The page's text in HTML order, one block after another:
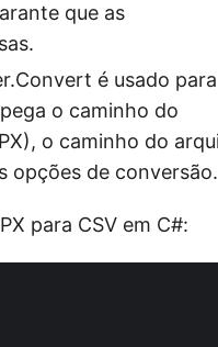
que as
é usado para
o caminho do
o caminho do
opções de conversão.
para CSV em C#: